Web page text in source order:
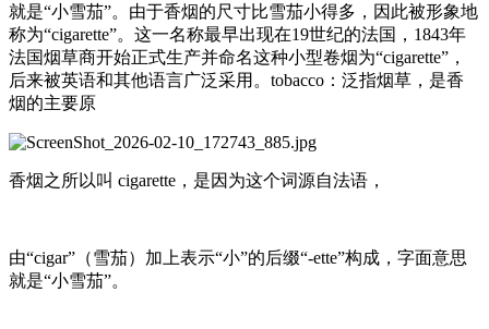
就是“小雪茄”。由于香烟的尺寸比雪茄小得多，因此被形象地
称为“cigarette”。这一名称最早出现在19世纪的法国，1843年
法国烟草商开始正式生产并命名这种小型卷烟为“cigarette”，
后来被英语和其他语言广泛采用。‌tobacco‌：泛指烟草，是香
烟的主要原
香烟之所以叫 ‌cigarette‌，是因为这个词源自法语，
由“cigar”（雪茄）加上表示“小”的后缀“-ette”构成，字面意思
就是“小雪茄”。